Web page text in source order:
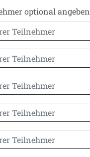
optional angeben